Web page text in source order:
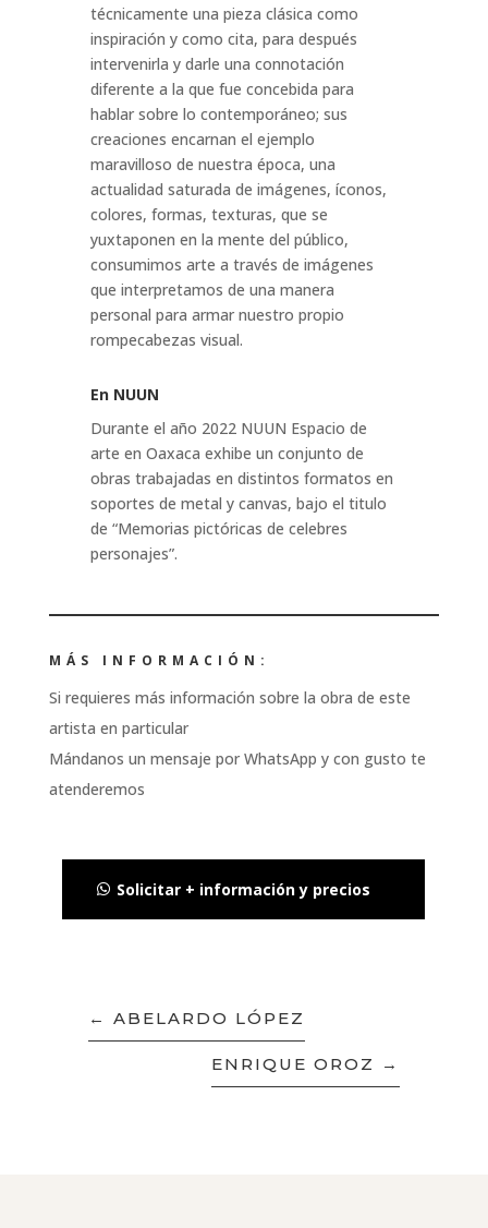
técnicamente una pieza clásica como
inspiración y como cita, para después
intervenirla y darle una connotación
diferente a la que fue concebida para
hablar sobre lo contemporáneo; sus
creaciones encarnan el ejemplo
maravilloso de nuestra época, una
actualidad saturada de imágenes, íconos,
colores, formas, texturas, que se
yuxtaponen en la mente del público,
consumimos arte a través de imágenes
que interpretamos de una manera
personal para armar nuestro propio
rompecabezas visual.
En NUUN
Durante el año 2022 NUUN Espacio de
arte en Oaxaca exhibe un conjunto de
obras trabajadas en distintos formatos en
soportes de metal y canvas, bajo el titulo
de “Memorias pictóricas de celebres
personajes”.
MÁS INFORMACIÓN:
Si requieres más información sobre la obra de este
artista en particular
Mándanos un mensaje por WhatsApp y con gusto te
atenderemos
Solicitar + información y precios
← ABELARDO LÓPEZ
ENRIQUE OROZ →